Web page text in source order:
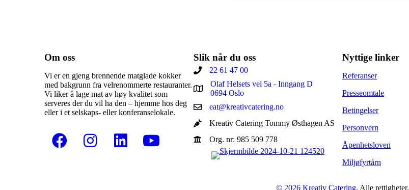
Om oss
Vi er en gjeng brennende matglade kokker
med bakgrunn fra velrenommerte restauranter.
Vi liker å lage mat av høy kvalitet som
serveres der du vil ha den – hjemme hos deg
eller i et selskaps- eller konferanselokale.
Slik når du oss
22 61 47 00
Olaf Helsets vei 5a - Inngang D
0694 Oslo
eat@kreativcatering.no
Kreativ Catering Tommy Østhagen AS
Org. nr: 985 509 778
Nyttige linker
Referanser
Presseomtale
Betingelser
Personvern
Åpenhetsloven
Miljøfyrtårn
© 2026 Kreativ Catering. Alle rettigheter.